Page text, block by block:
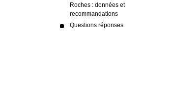
Roches : données et
recommandations
Questions réponses